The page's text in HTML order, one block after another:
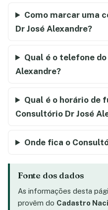
Como marcar uma
Dr José Alexandre?
Qual é o telefone
Alexandre?
Qual é o horário de
Consultório Dr José
Onde fica o
Fonte dos dados
As informações desta
provêm do Cadastro